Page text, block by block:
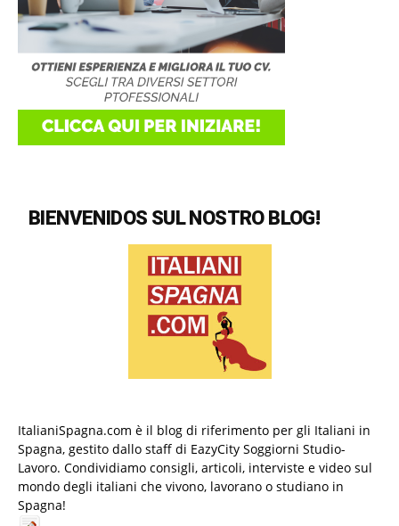
BIENVENIDOS SUL NOSTRO BLOG!
ItalianiSpagna.com è il blog di riferimento per gli Italiani in
Spagna, gestito dallo staff di EazyCity Soggiorni Studio-
Lavoro. Condividiamo consigli, articoli, interviste e video sul
mondo degli italiani che vivono, lavorano o studiano in
Spagna!